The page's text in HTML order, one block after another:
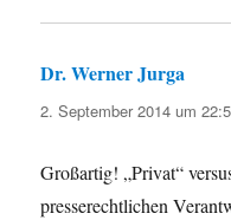
Dr. Werner Jurga
2. September 2014 um
Großartig! „Privat“
presserechtlichen